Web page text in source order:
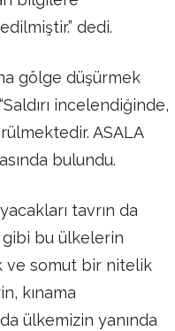
dedi.
gölge düşürmek
incelendiğinde,
ASALA
bulundu.
tavrın da
gibi bu ülkelerin
ve somut bir nitelik
kınama
ülkemizin yanında